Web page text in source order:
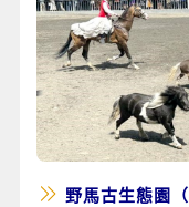
野馬古生態園